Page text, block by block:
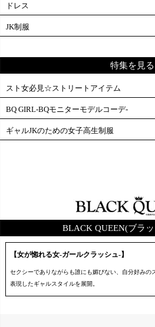
ドレス
JK制服
特集を見る
スト女必見☆ストリートアイテム
BQ GIRL-BQモニターモデルコーデ-
ギャルJKのための女子高生制服
BLACK QUEEN(ブラ
【女が惚れる女-ガールクラッシュ-】
セクシーでありながらも誰にも媚びない、自分好みの
表現したギャルスタイルを展開。